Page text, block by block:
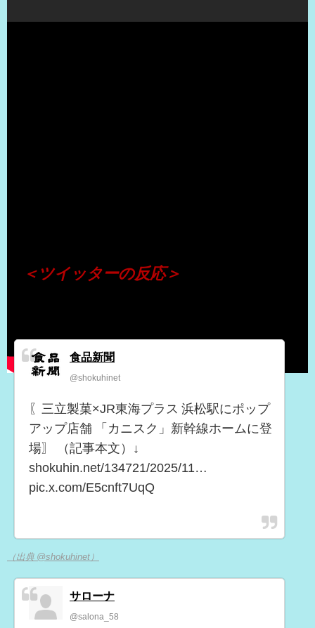
＜ツイッターの反応＞
食品新聞
@shokuhinet
〖三立製菓×JR東海プラス 浜松駅にポップ
アップ店舗 「カニスク」新幹線ホームに登
場〗 （記事本文）↓
shokuhin.net/134721/2025/11…
pic.x.com/E5cnft7UqQ
（出典 @shokuhinet）
サローナ
@salona_58